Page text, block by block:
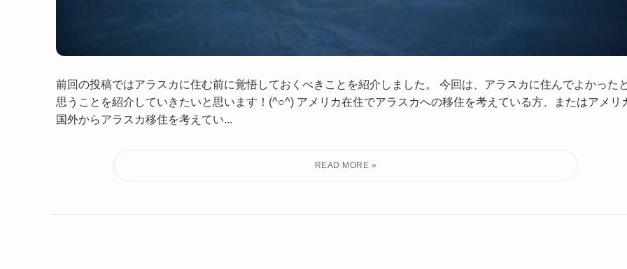
前回の投稿ではアラスカに住む前に覚悟しておくべきことを紹介しました。 今回は、アラスカに住んでよかった
思うことを紹介していきたいと思います！(^○^) アメリカ在住でアラスカへの移住を考えている方、またはアメリ
国外からアラスカ移住を考えてい...